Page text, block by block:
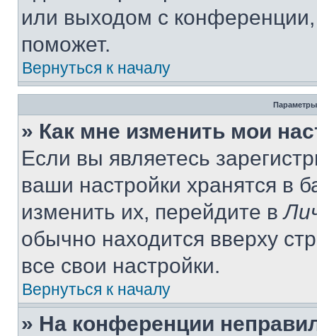
или выходом с
поможет.
Вернуться к началу
Параметры
» Как мне изменить мои
Если вы являетесь
ваши настройки хранятся в
изменить их, перейдите в
обычно находится вверху
все свои настройки.
Вернуться к началу
» На конференции